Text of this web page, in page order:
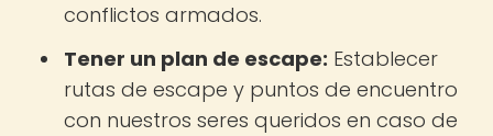
conflictos armados.
Tener un plan de escape: Establecer
rutas de escape y puntos de encuentro
con nuestros seres queridos en caso de